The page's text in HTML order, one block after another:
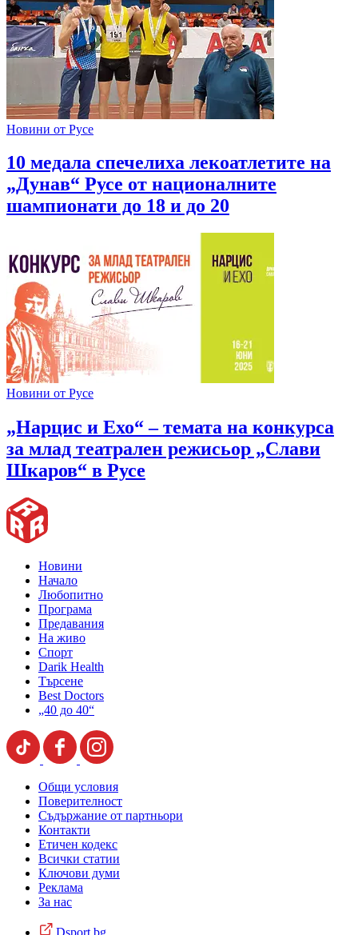
Новини от Русе
10 медала спечелиха лекоатлетите на
„Дунав“ Русе от националните
шампионати до 18 и до 20
Новини от Русе
„Нарцис и Ехо“ – темата на конкурса
за млад театрален режисьор „Слави
Шкаров“ в Русе
Новини
Начало
Любопитно
Програма
Предавания
На живо
Спорт
Darik Health
Търсене
Best Doctors
„40 до 40“
Общи условия
Поверителност
Съдържание от партньори
Контакти
Етичен кодекс
Всички статии
Ключови думи
Реклама
За нас